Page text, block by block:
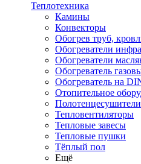
Теплотехника
Камины
Конвекторы
Обогрев труб,
Обогреватели
Обогреватели
Обогреватель
Обогреватель на
Отопительное
Полотенцесушители
Тепловентиляторы
Тепловые завесы
Тепловые пушки
Тёплый пол
Ещё